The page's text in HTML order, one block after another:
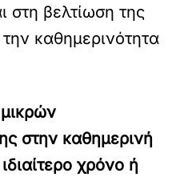
στη βελτίωση της
καθημερινότητα
στην καθημερινή
χρόνο ή